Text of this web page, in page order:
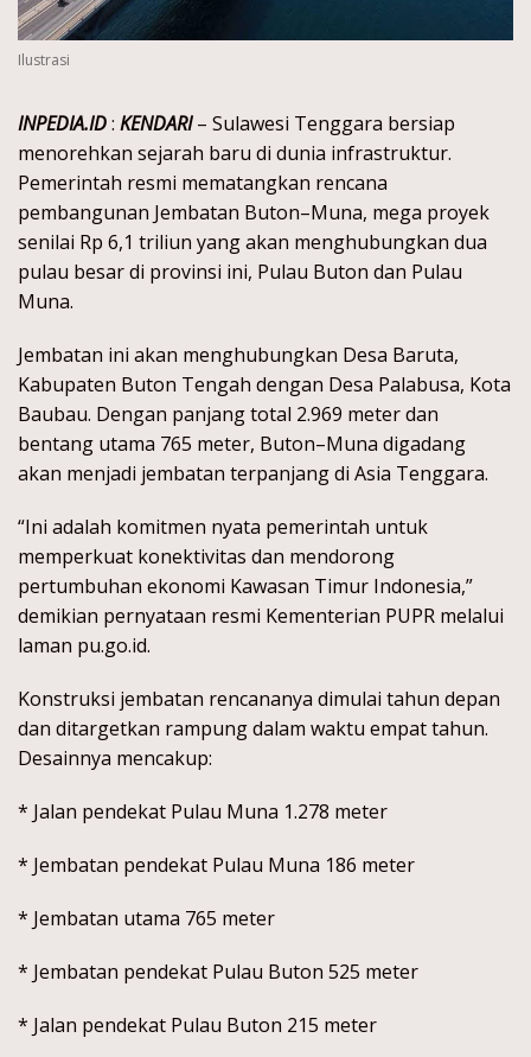
Ilustrasi
INPEDIA.ID: KENDARI– Sulawesi Tenggara bersiap
menorehkan sejarah baru di dunia infrastruktur.
Pemerintah resmi mematangkan rencana
pembangunan Jembatan Buton–Muna, mega proyek
senilai Rp 6,1 triliun yang akan menghubungkan dua
pulau besar di provinsi ini, Pulau Buton dan Pulau
Muna.
Jembatan ini akan menghubungkan Desa Baruta,
Kabupaten Buton Tengah dengan Desa Palabusa, Kota
Baubau. Dengan panjang total 2.969 meter dan
bentang utama 765 meter, Buton–Muna digadang
akan menjadi jembatan terpanjang di Asia Tenggara.
“Ini adalah komitmen nyata pemerintah untuk
memperkuat konektivitas dan mendorong
pertumbuhan ekonomi Kawasan Timur Indonesia,”
demikian pernyataan resmi Kementerian PUPR melalui
laman pu.go.id.
Konstruksi jembatan rencananya dimulai tahun depan
dan ditargetkan rampung dalam waktu empat tahun.
Desainnya mencakup:
* Jalan pendekat Pulau Muna 1.278 meter
* Jembatan pendekat Pulau Muna 186 meter
* Jembatan utama 765 meter
* Jembatan pendekat Pulau Buton 525 meter
* Jalan pendekat Pulau Buton 215 meter